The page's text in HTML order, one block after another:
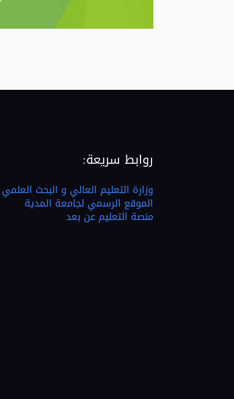
روابط سريعة:
وزارة التعليم العالي و البحث العلمي
الموقع الرسمي لجامعة المدية
منصة التعليم عن بعد